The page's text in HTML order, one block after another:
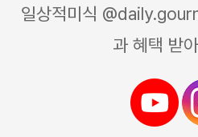
일상적미식
과 혜택 받